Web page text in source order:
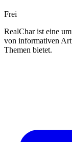
Frei
RealChar ist eine
von informativen
Themen bietet.